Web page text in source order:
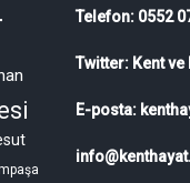
Telefon: 0552
Twitter: Kent
E-posta: